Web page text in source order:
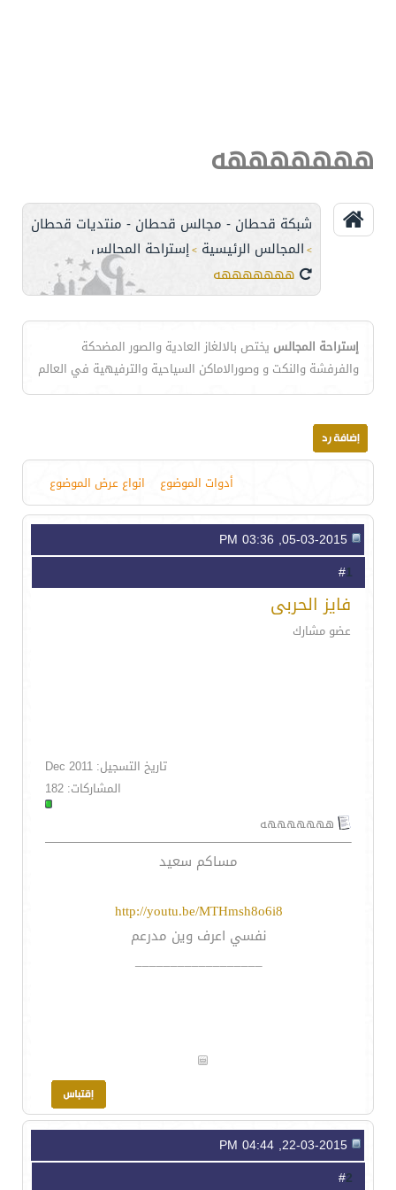
هههههههه
شبكة قحطان - مجالس قحطان - منتديات قحطان
> المجالس الرئيسية >إستراحة المجالس
هههههههه
إستراحة المجالس يختص بالالغاز العادية والصور المضحكة
والفرفشة والنكت و وصورالاماكن السياحية والترفيهية في العالم
أدوات الموضوع انواع عرض الموضوع
1
فايز الحربى
عضو مشارك
تاريخ التسجيل: Dec 2011
المشاركات: 182
هههههههه
مساكم سعيد
http://youtu.be/MTHmsh8o6i8
نفسي اعرف وين مدرعم
__________________
2